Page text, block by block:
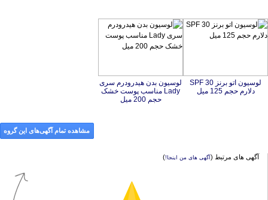
لوسیون اتو برنز SPF 30
دلارم حجم 125 میل
لوسیون بدن هیدرودرم سری
Lady مناسب پوست خشک
حجم 200 میل
مشاهده تمام آگهی‌های این گروه
آگهی های مرتبط (آگهی های من اینجا!)